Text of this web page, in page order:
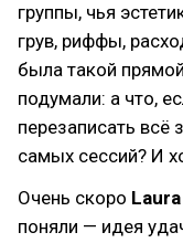
группы, чья
грув, риффы,
была такой
подумали: а что,
перезаписать всё
самых сессий? И
Очень скоро
поняли — идея